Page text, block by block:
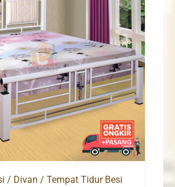
/ Divan / Tempat Tidur Besi